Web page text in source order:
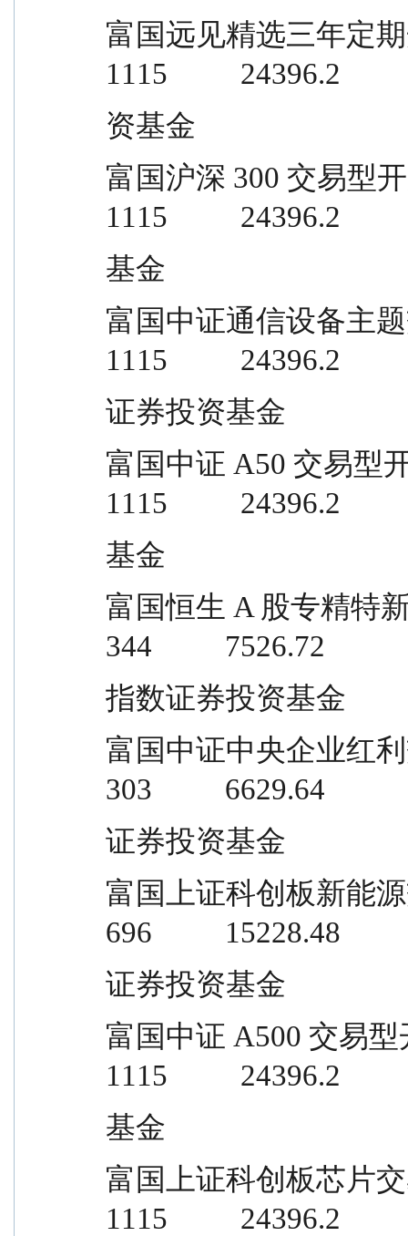
富国远见精选三年定
1115          24396.2
资基金
富国沪深 300 交易型
1115          24396.2
基金
富国中证通信设备主
1115          24396.2
证券投资基金
富国中证 A50 交易型
1115          24396.2
基金
富国恒生 A 股专精特
344          7526.72
指数证券投资基金
富国中证中央企业红
303          6629.64
证券投资基金
富国上证科创板新能
696          15228.48
证券投资基金
富国中证 A500 交易
1115          24396.2
基金
富国上证科创板芯片
1115          24396.2